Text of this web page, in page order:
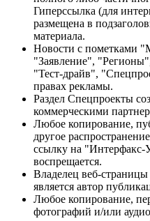
Гиперссылка (для
размещена в
материала.
Новости с пометками
"Заявление",
"Тест-драйв",
правах рекламы.
Раздел Спецпроекты
коммерческими
Любое копирование,
другое
ссылку на "Интерфакс-
воспрещается.
Владелец веб-
является автор
Любое копирование,
фотографий и/или